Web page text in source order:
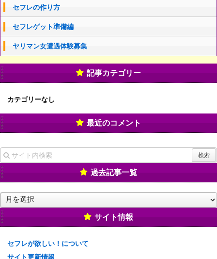
セフレの作り方
セフレゲット準備編
ヤリマン女遭遇体験募集
記事カテゴリー
カテゴリーなし
最近のコメント
過去記事一覧
去
記
事
サイト情報
セフレが欲しい！について
サイト更新情報